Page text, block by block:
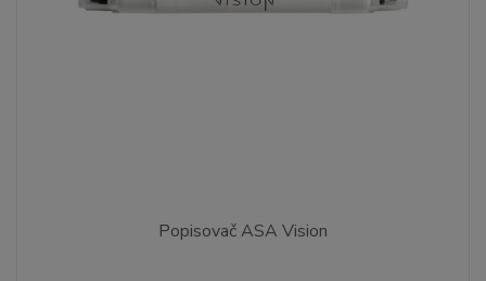
Popisovač ASA Vision